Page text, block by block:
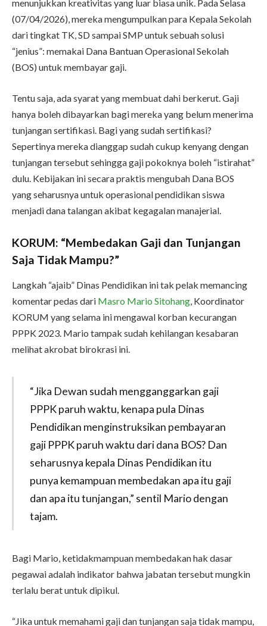
menunjukkan kreativitas yang luar biasa unik. Pada Selasa
(07/04/2026), mereka mengumpulkan para Kepala Sekolah
dari tingkat TK, SD sampai SMP untuk sebuah solusi
“jenius”: memakai Dana Bantuan Operasional Sekolah
(BOS) untuk membayar gaji.
Tentu saja, ada syarat yang membuat dahi berkerut. Gaji
hanya boleh dibayarkan bagi mereka yang belum menerima
tunjangan sertifikasi. Bagi yang sudah sertifikasi?
Sepertinya mereka dianggap sudah cukup kenyang dengan
tunjangan tersebut sehingga gaji pokoknya boleh “istirahat”
dulu. Kebijakan ini secara praktis mengubah Dana BOS
yang seharusnya untuk operasional pendidikan siswa
menjadi dana talangan akibat kegagalan manajerial.
KORUM: “Membedakan Gaji dan Tunjangan
Saja Tidak Mampu?”
Langkah “ajaib” Dinas Pendidikan ini tak pelak memancing
komentar pedas dari Masro Mario Sitohang, Koordinator
KORUM yang selama ini mengawal korban kecurangan
PPPK 2023. Mario tampak sudah kehilangan kesabaran
melihat akrobat birokrasi ini.
“Jika Dewan sudah mengganggarkan gaji
PPPK paruh waktu, kenapa pula Dinas
Pendidikan menginstruksikan pembayaran
gaji PPPK paruh waktu dari dana BOS? Dan
seharusnya kepala Dinas Pendidikan itu
punya kemampuan membedakan apa itu gaji
dan apa itu tunjangan,” sentil Mario dengan
tajam.
Bagi Mario, ketidakmampuan membedakan hak dasar
pegawai adalah indikator bahwa jabatan tersebut mungkin
terlalu berat untuk dipikul.
“Jika untuk memahami gaji dan tunjangan saja tidak mampu,